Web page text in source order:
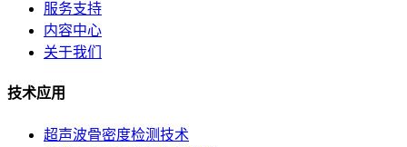
服务支持
内容中心
关于我们
技术应用
超声波骨密度检测技术